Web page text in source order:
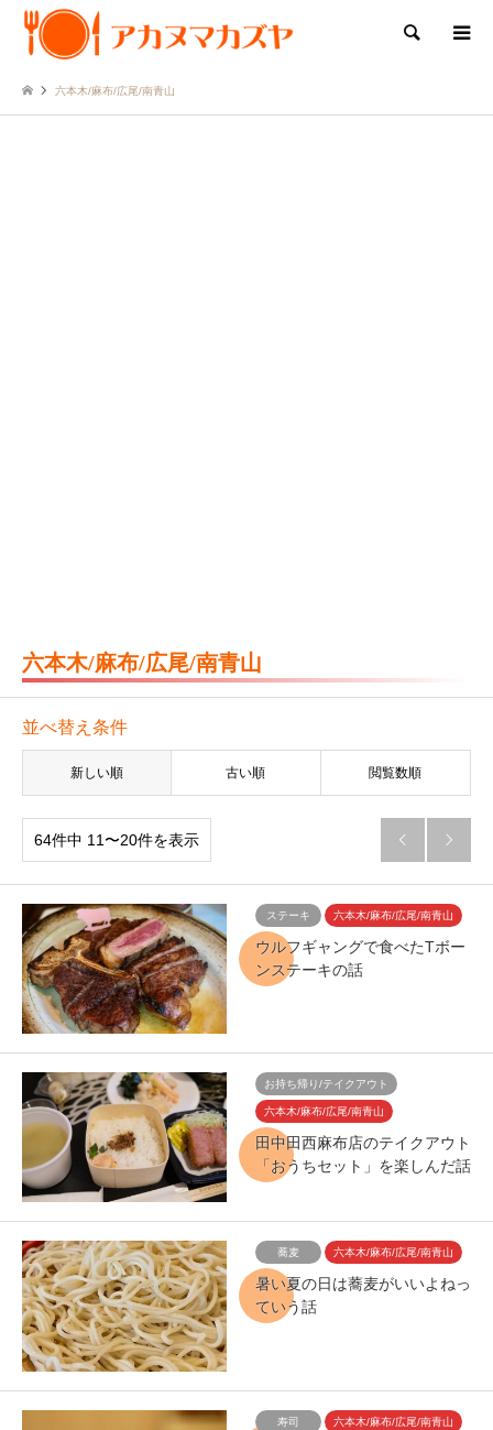
検索
六本木/麻布/広尾/南青山
六本木/麻布/広尾/南青山
並べ替え条件
新しい順 古い順 閲覧数順
64件中 11〜20件を表示  
ステーキ 六本木/麻布/広尾/南青山
ウルフギャングで食べたTボー
ンステーキの話
お持ち帰り/テイクアウト
六本木/麻布/広尾/南青山
田中田西麻布店のテイクアウト
「おうちセット」を楽しんだ話
蕎麦 六本木/麻布/広尾/南青山
暑い夏の日は蕎麦がいいよねっ
ていう話
寿司 六本木/麻布/広尾/南青山